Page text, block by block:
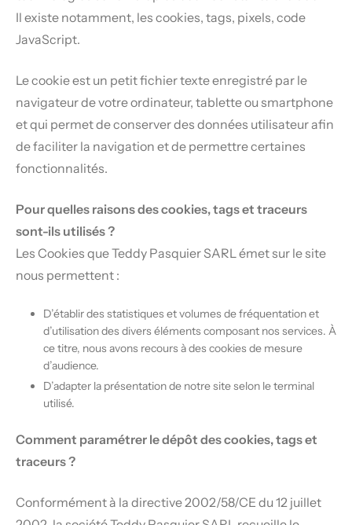
Il existe notamment, les cookies, tags, pixels, code
JavaScript.
Le cookie est un petit fichier texte enregistré par le
navigateur de votre ordinateur, tablette ou smartphone
et qui permet de conserver des données utilisateur afin
de faciliter la navigation et de permettre certaines
fonctionnalités.
Pour quelles raisons des cookies, tags et traceurs
sont-ils utilisés ?
Les Cookies que Teddy Pasquier SARL émet sur le site
nous permettent :
D’établir des statistiques et volumes de fréquentation et
d’utilisation des divers éléments composant nos services. À
ce titre, nous avons recours à des cookies de mesure
d’audience.
D’adapter la présentation de notre site selon le terminal
utilisé.
Comment paramétrer le dépôt des cookies, tags et
traceurs ?
Conformément à la directive 2002/58/CE du 12 juillet